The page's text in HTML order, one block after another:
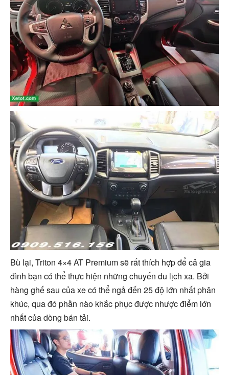
Bù lại, Triton 4×4 AT Premium sẽ rất thích hợp để cả gia
đình bạn có thể thực hiện những chuyến du lịch xa. Bởi
hàng ghế sau của xe có thể ngả đến 25 độ lớn nhất phân
khúc, qua đó phần nào khắc phục được nhược điểm lớn
nhất của dòng bán tải.